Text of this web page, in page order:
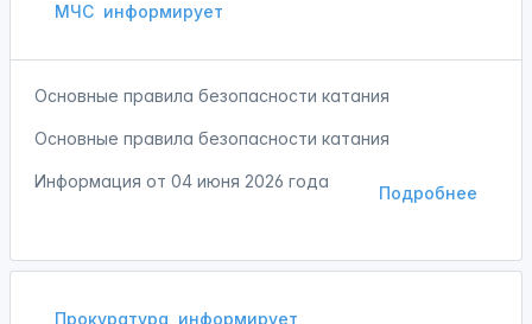
МЧС информирует
Основные правила безопасности катания
Основные правила безопасности катания
Подробнее
Информация от 04 июня 2026 года
Прокуратура информирует